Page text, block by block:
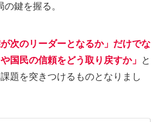
の鍵を握る。
が次のリーダーとなるか」だけでな
国民の信頼をどう取り戻すか」 と
題を突きつけるものとなりまし